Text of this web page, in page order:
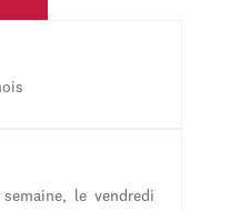
le vendredi